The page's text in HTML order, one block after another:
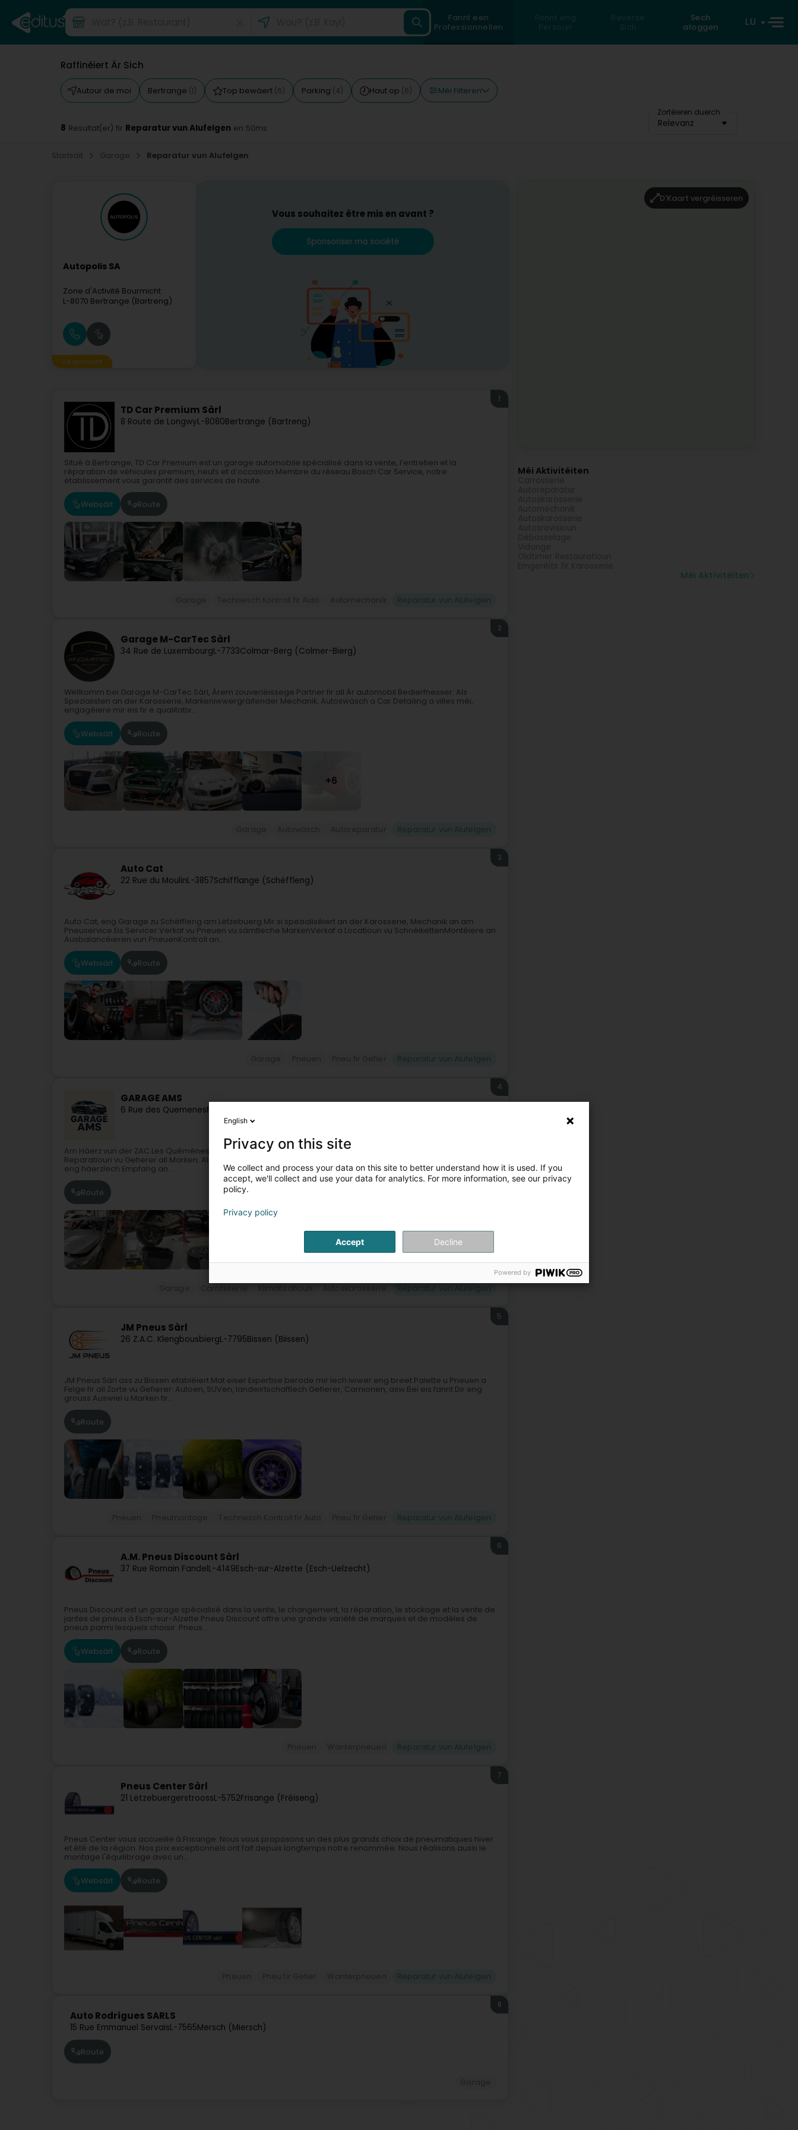
Fannt een
Professionnellen
Fannt eng
Persoun
Reverse
Sich
Sech
aloggen
LU
Raffinéiert Är Sich
Autour de moi Bertrange (1) Top bewäert (6) Parking (4) Haut op (6) Méi Filteren
Zortéieren duerch
Relevanz
8 Resultat(er) fir Reparatur vun Alufelgen en 50ms
Startsäit Garage Reparatur vun Alufelgen
Autopolis SA
Zone d'Activité Bourmicht
L-8070 Bertrange (Bartreng)
Gesponsert
Vous souhaitez être mis en avant ?
Sponsoriser ma société
TD Car Premium Sàrl
8 Route de LongwyL-8080Bertrange (Bartreng)
1
Situé à Bertrange, TD Car Premium est un garage automobile spécialisé dans la vente, l’entretien et la
réparation de véhicules premium, neufs et d’occasion.Membre du réseau Bosch Car Service, notre
établissement vous garantit des services de haute...
Websäit Route
Garage M-CarTec Sàrl
34 Rue de LuxembourgL-7733Colmar-Berg (Colmer-Bierg)
2
Wëllkomm bei Garage M-CarTec Sàrl, Ärem zouverléissege Partner fir all Är automobil Bedierfnesser. Als
Spezialisten an der Karosserie, Markeniwwergräifender Mechanik, Autoswäsch a Car Detailing a villes méi,
engagéiere mir eis fir e qualitativ...
Websäit Route
+6
Auto Cat
22 Rue du MoulinL-3857Schifflange (Schëffleng)
3
Auto Cat, eng Garage zu Schëffleng am Lëtzebuerg.Mir si spezialiséiert an der Karosserie, Mechanik an am
Pneuservice.Eis Servicer:Verkaf vu Pneuen vu sämtleche MarkenVerkaf a Locatioun vu SchnéikettenMontéiere an
Ausbalancéieren vun PneuenKontroll an...
Websäit Route
GARAGE AMS
6 Rue des QuemenesF-54720
4
Am Häerz vun der ZAC Les Quémènes zu Lexy läit d’Garage AMS, Äre vertrauenswürdege Partner fir Ënnerhalt a
Reparatioun vu Gefierer all Marken. Als Member vum Euro Repar Car Service Netz bitt si professionell Servicer,
eng häerzlech Empfang an...
Route
Klimatisatioun Autoskarosserie
JM Pneus Sàrl
26 Z.A.C. KlengbousbiergL-7795Bissen (Biissen)
5
JM Pneus Sàrl ass zu Bissen etabléiert.Mat eiser Expertise berode mir Iech iwwer eng breet Palette u Pneuen a
Felge fir all Zorte vu Gefierer: Autoen, SUVen, landwirtschaftlech Gefierer, Camionen, asw.Bei eis fannt Dir eng
grouss Auswiel u Marken fir...
Route
A.M. Pneus Discount Sàrl
37 Rue Romain FandelL-4149Esch-sur-Alzette (Esch-Uelzecht)
6
Pneus Discount est un garage spécialisé dans la vente, le changement, la réparation, le stockage et la vente de
jantes de pneus à Esch-sur-Alzette.Pneus Discount offre une grande variété de marques et de modèles de
pneus parmi lesquels choisir. Pneus...
Websäit Route
Pneus Center Sàrl
21 LëtzebuergerstroossL-5752Frisange (Fréiseng)
7
Pneus Center vous accueille à Frisange. Nous vous proposons un des plus grands choix de pneumatiques hiver
et été de la région. Nos prix exceptionnels ont fait depuis longtemps notre renommée. Nous réalisons aussi le
montage l'équilibrage avec un...
Websäit Route
Auto Rodrigues SARLS
15 Rue Emmanuel ServaisL-7565Mersch (Miersch)
8
Route
D'Kaart vergréisseren
Méi Aktivitéiten
Méi Aktivitéiten
English
Privacy on this site
We collect and process your data on this site to better understand how it is used. If you
accept, we'll collect and use your data for analytics. For more information, see our privacy
policy.
Privacy policy
Accept Decline
Powered by